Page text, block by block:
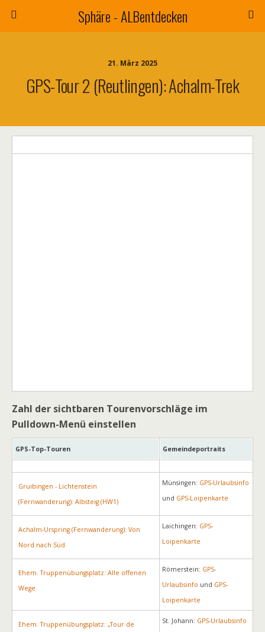
Sphäre - ALBentdecken
21. März 2025
GPS-Tour 2 (Reutlingen): Achalm-Trek
Zahl der sichtbaren Tourenvorschläge im
Pulldown-Menü einstellen
GPS-Top-Touren Gemeindeportraits
Gruibingen - Lichtenstein
(Fernwanderung): Albsteig (HW1)
Münsingen: GPS-Urlaubsinfo
und GPS-Loipenkarte
Achalm-Urspring (Fernwanderung): Von
Nord nach Süd
Laichingen: GPS-
Loipenkarte
Ehem. Truppenübungsplatz: Alle offenen
Wege
Römerstein: GPS-
Urlaubsinfo und GPS-
Loipenkarte
Ehem. Truppenübungsplatz: „Tour de
St. Johann: GPS-Urlaubsinfo